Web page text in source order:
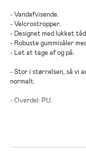
- Vandafvisende.
- Velcrostropper.
- Designet med lukket
- Robuste gummisåler
- Let at tage af og på.
- Stor i størrelsen, så vi
normalt.
- Overdel: PU.